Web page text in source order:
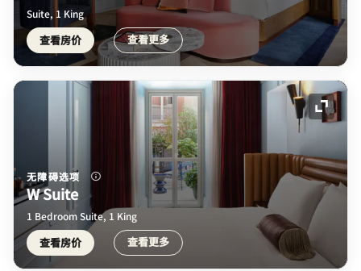
Suite, 1 King
查看房价 查看更多
展开
无障碍选项
W Suite
1 Bedroom Suite, 1 King
查看房价 查看更多